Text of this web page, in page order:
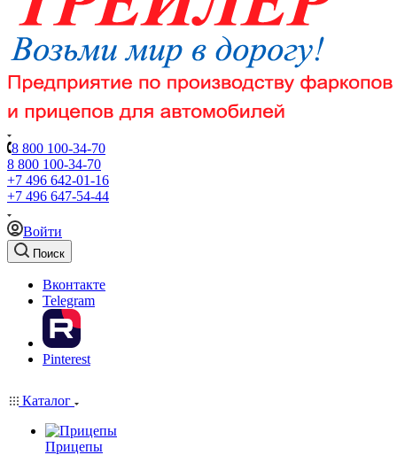
8 800 100-34-70
8 800 100-34-70
+7 496 642-01-16
+7 496 647-54-44
Войти
Поиск
Вконтакте
Telegram
Pinterest
Каталог
Прицепы